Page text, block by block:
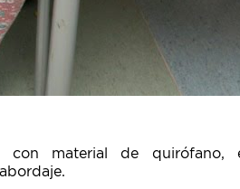
con material de quirófano,